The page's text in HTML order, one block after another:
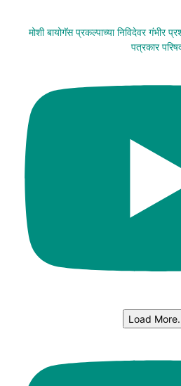
मोशी बायोगॅस प्रकल्पाच्या निविदेवर गंभीर
पत्रकार
Load